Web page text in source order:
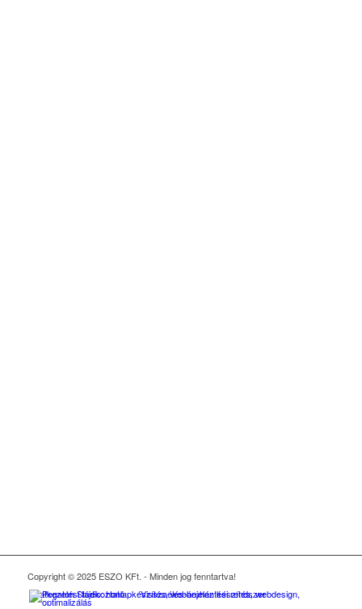
Copyright © 2025 ESZO KFt. - Minden jog fenntartva!
Adatkezelési tájékoztató
Visszaélés-bejelentési rendszer